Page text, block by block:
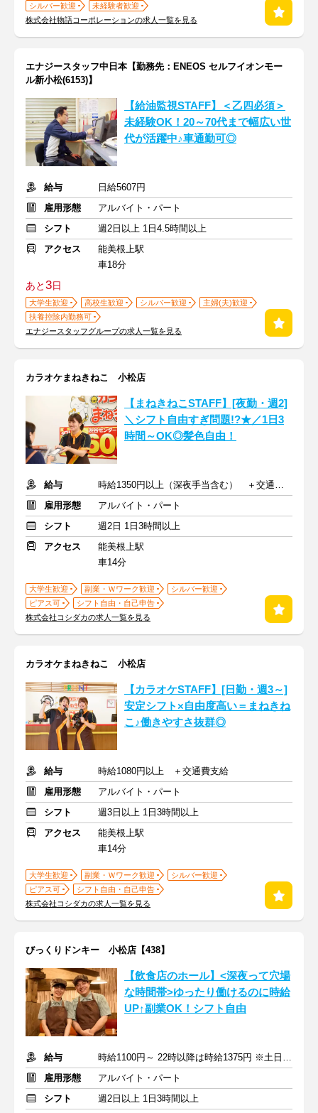
シルバー歓迎
未経験者歓迎
株式会社物語コーポレーションの求人一覧を見る
エナジースタッフ中日本【勤務先：ENEOS セルフイオンモー
ル新小松(6153)】
【給油監視STAFF】＜乙四必須＞
未経験OK！20～70代まで幅広い世
代が活躍中♪車通勤可◎
給与
日給5607円
雇用形態
アルバイト・パート
シフト
週2日以上 1日4.5時間以上
アクセス
能美根上駅
車18分
あと3日
大学生歓迎 高校生歓迎 シルバー歓迎
主婦(夫)歓迎
扶養控除内勤務可
エナジースタッフグループの求人一覧を見る
カラオケまねきねこ 小松店
【まねきねこSTAFF】[夜勤・週2]
＼シフト自由すぎ問題!?★／1日3
時間～OK◎髪色自由！
給与
時給1350円以上（深夜手当含む） ＋交通費支給
雇用形態
アルバイト・パート
シフト
週2日 1日3時間以上
アクセス
能美根上駅
車14分
大学生歓迎 副業・Ｗワーク歓迎
シルバー歓迎
ピアス可
シフト自由・自己申告
株式会社コシダカの求人一覧を見る
カラオケまねきねこ 小松店
【カラオケSTAFF】[日勤・週3～]
安定シフト×自由度高い＝まねきね
こ♪働きやすさ抜群◎
給与
時給1080円以上 ＋交通費支給
雇用形態
アルバイト・パート
シフト
週3日以上 1日3時間以上
アクセス
能美根上駅
車14分
大学生歓迎 副業・Ｗワーク歓迎
シルバー歓迎
ピアス可
シフト自由・自己申告
株式会社コシダカの求人一覧を見る
びっくりドンキー 小松店【438】
【飲食店のホール】<深夜って穴場
な時間帯>ゆったり働けるのに時給
UP↑副業OK！シフト自由
給与
時給1100円～ 22時以降は時給1375円 ※土日祝は時給100円UP
雇用形態
アルバイト・パート
シフト
週2日以上 1日3時間以上